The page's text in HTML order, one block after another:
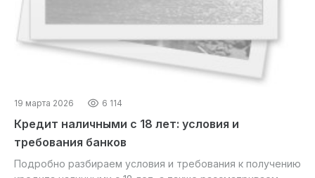
19 марта 2026 6 114
Кредит наличными с 18 лет: условия и
требования банков
Подробно разбираем условия и требования к получению